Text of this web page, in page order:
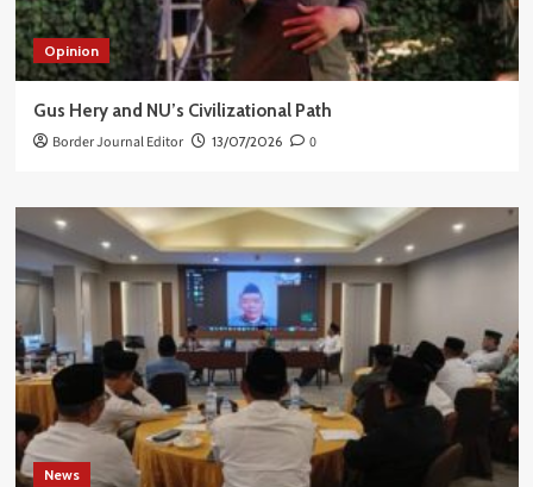
Opinion
Gus Hery and NU’s Civilizational Path
Border Journal Editor 13/07/2026 0
News